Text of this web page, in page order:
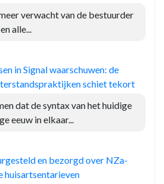
verwacht van de bestuurder
alle...
in Signal waarschuwen: de
schiet tekort
dat de syntax van het huidige
eeuw in elkaar...
en bezorgd over NZa-
huisartsentarieven